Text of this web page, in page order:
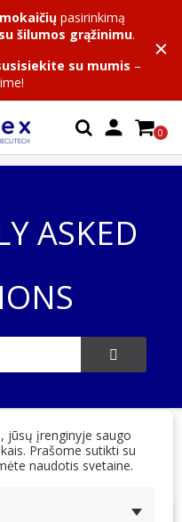
pasirinkimą
šilumos grąžinimu.
su mumis –
 0
ASKED
ir orientacija
jūsų įrenginyje saugo
Prašome sutikti su
naudotis svetaine.